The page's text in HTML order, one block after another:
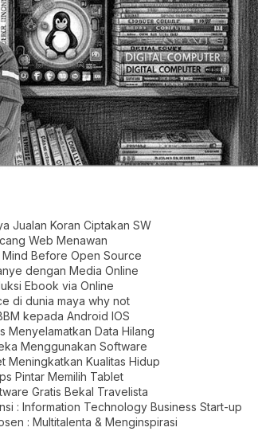
Jualan Koran Ciptakan SW
Web Menawan
Before Open Source
dengan Media Online
Ebook via Online
di dunia maya why not
kepada Android IOS
Menyelamatkan Data Hilang
Menggunakan Software
Meningkatkan Kualitas Hidup
Pintar Memilih Tablet
Gratis Bekal Travelista
: Information Technology Business Start-up
: Multitalenta & Menginspirasi